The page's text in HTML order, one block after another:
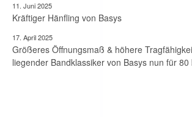
11. Juni 2025
Kräftiger Hänfling von Basys
17. April 2025
Größeres Öffnungsmaß & höhere
liegender Bandklassiker von Basys nun für
7. August 2026
Neue Branchen im Visier: Schirmer forciert
Bearbeitung im Durchlaufverfahren